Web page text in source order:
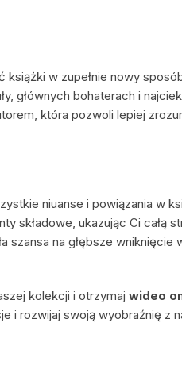
w zupełnie nowy
głównych bohaterach i
która pozwoli lepiej
niuanse i powiązania w
składowe, ukazując Ci całą
szansa na głębsze wniknięcie
kolekcji i otrzymaj wideo
i rozwijaj swoją wyobraźnię z